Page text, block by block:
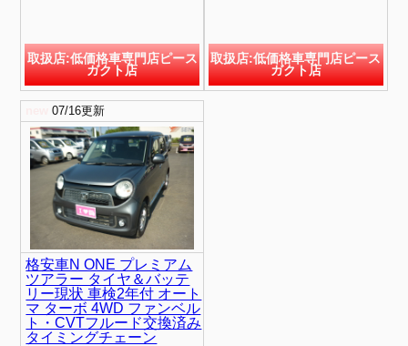
取扱店:低価格車専門店ピース
ガクト店
取扱店:低価格車専門店ピース
ガクト店
07/16更新
格安車N ONE プレミアム
ツアラー タイヤ＆バッテ
リー現状 車検2年付 オート
マ ターボ 4WD ファンベル
ト・CVTフルード交換済み
タイミングチェーン